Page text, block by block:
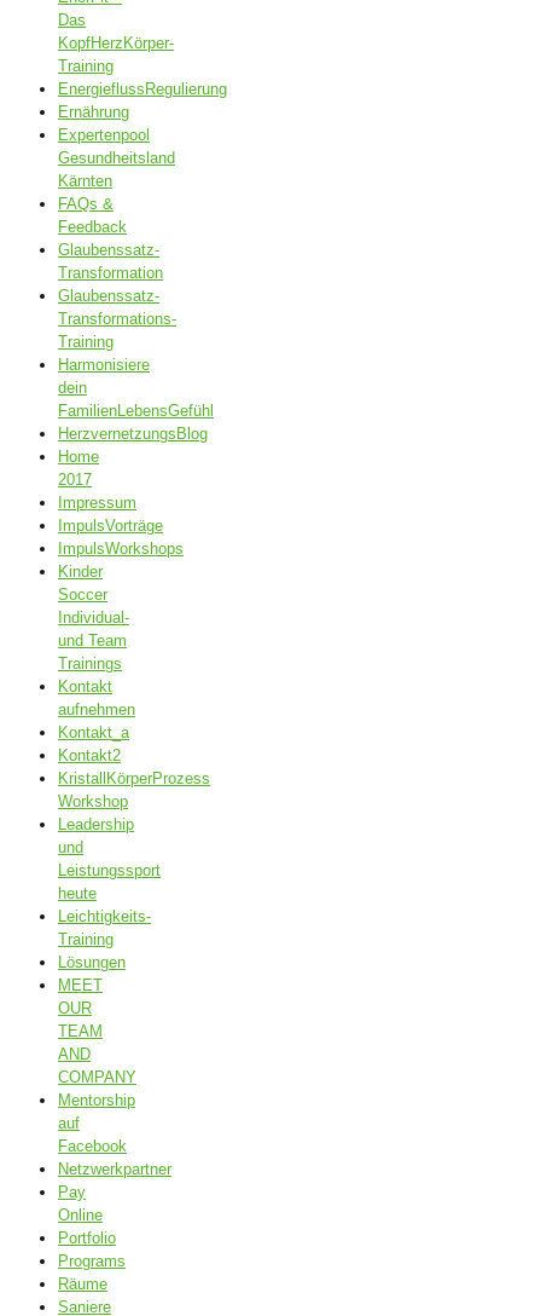
Das
KopfHerzKörper-
Training
EnergieflussRegulierung
Ernährung
Expertenpool
Gesundheitsland
Kärnten
FAQs &
Feedback
Glaubenssatz-
Transformation
Glaubenssatz-
Transformations-
Training
Harmonisiere
dein
FamilienLebensGefühl
HerzvernetzungsBlog
Home
2017
Impressum
ImpulsVorträge
ImpulsWorkshops
Kinder
Soccer
Individual-
und Team
Trainings
Kontakt
aufnehmen
Kontakt_a
Kontakt2
KristallKörperProzess
Workshop
Leadership
und
Leistungssport
heute
Leichtigkeits-
Training
Lösungen
MEET
OUR
TEAM
AND
COMPANY
Mentorship
auf
Facebook
Netzwerkpartner
Pay
Online
Portfolio
Programs
Räume
Saniere